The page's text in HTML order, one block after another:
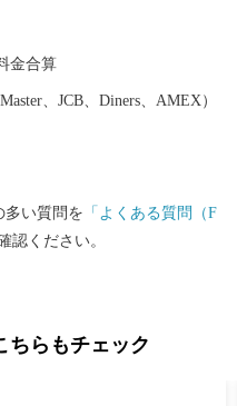
金合算
、JCB、Diners、AMEX）
多い質問を 「よくある質問（F
認ください。
ちらもチェック